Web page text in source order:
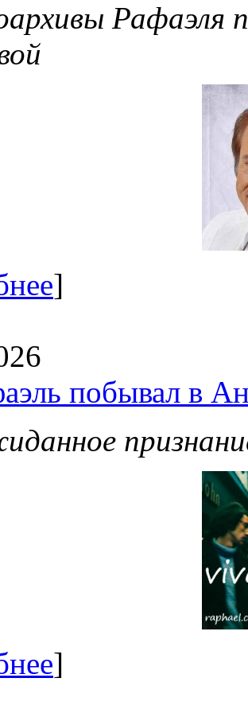
Рафаэля
]
побывал в
]